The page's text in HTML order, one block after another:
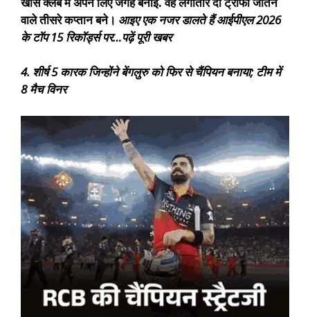
वाले तीसरे कप्तान बने। आइए एक नजर डालते हैं आईपीएल 2026
के टॉप 15 रिकॉर्ड्स पर…पढ़ें पूरी खबर
4. शीर्ष 5 कारक जिन्होंने बेंगलुरु को फिर से चैंपियन बनाया; टीम में
8 मैच विनर